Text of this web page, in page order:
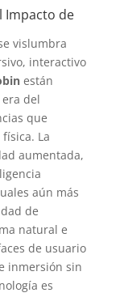
Impacto de
vislumbra
interactivo
están
del
que
La
aumentada,
aún más
de
natural e
de usuario
inmersión sin
es